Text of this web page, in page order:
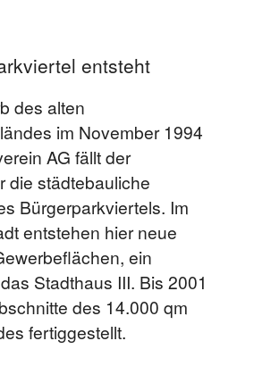
entsteht
des alten
im November 1994
AG fällt der
die städtebauliche
Bürgerparkviertels. Im
entstehen hier neue
ein
Stadthaus III. Bis 2001
des 14.000 qm
fertiggestellt.